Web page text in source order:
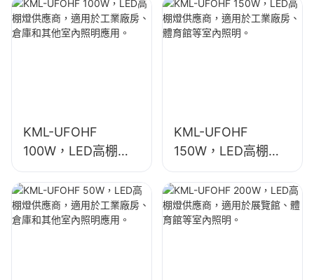
KML-UFOHF
100W，LED高棚燈
供應商，適用於工業
廠房、倉庫和其他室
內照明應用。
KML-UFOHF
150W，LED高棚燈
供應商，適用於工業
廠房、體育館等室內
照明。